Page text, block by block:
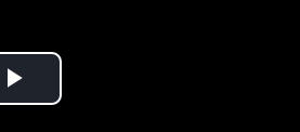
Play